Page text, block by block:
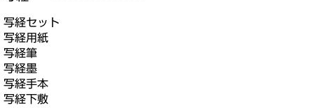
写経セット
写経用紙
写経筆
写経墨
写経手本
写経下敷